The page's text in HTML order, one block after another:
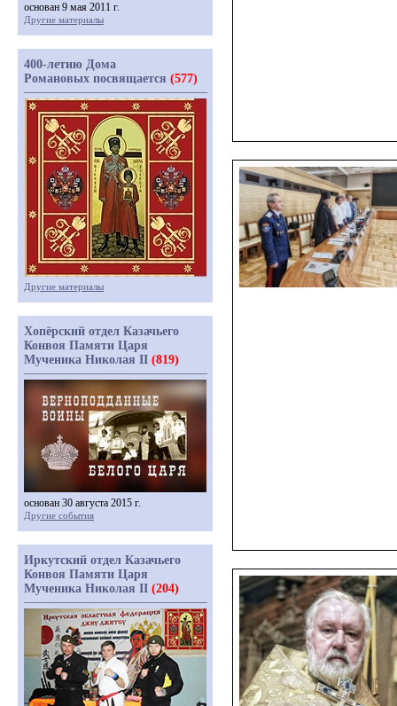
основан 9 мая 2011 г.
Другие материалы
400-летию Дома
Романовых посвящается (577)
Другие материалы
Хопёрский отдел Казачьего
Конвоя Памяти Царя
Мученика Николая II (819)
основан 30 августа 2015 г.
Другие события
Иркутский отдел Казачьего
Конвоя Памяти Царя
Мученика Николая II (204)